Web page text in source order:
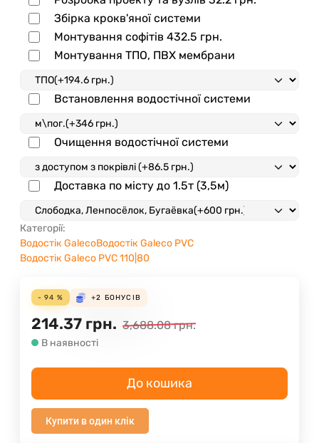
Збірка крокв'яної системи
Монтування софітів 432.5 грн.
Монтування ТПО, ПВХ мембрани
Встановлення водостічної системи
Очищення водостічної системи
Доставка по місту до 1.5т (3,5м)
Категорії:
Водостік GalecoВодостік Galeco PVC
Водостік Galeco PVC 110|80
- 94 % +2 БОНУСІВ
214.37 грн. 3,688.08 грн.
В наявності
До кошика
Купити в один клік